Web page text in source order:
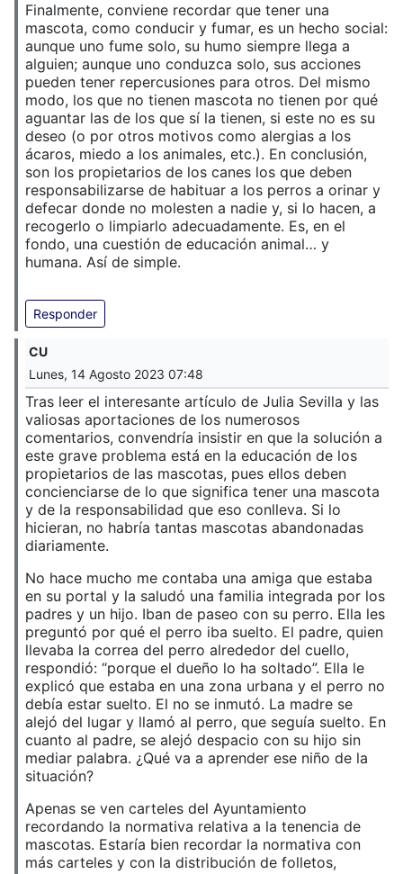
Finalmente, conviene recordar que tener una
mascota, como conducir y fumar, es un hecho social:
aunque uno fume solo, su humo siempre llega a
alguien; aunque uno conduzca solo, sus acciones
pueden tener repercusiones para otros. Del mismo
modo, los que no tienen mascota no tienen por qué
aguantar las de los que sí la tienen, si este no es su
deseo (o por otros motivos como alergias a los
ácaros, miedo a los animales, etc.). En conclusión,
son los propietarios de los canes los que deben
responsabilizarse de habituar a los perros a orinar y
defecar donde no molesten a nadie y, si lo hacen, a
recogerlo o limpiarlo adecuadamente. Es, en el
fondo, una cuestión de educación animal… y
humana. Así de simple.
Responder
CU
Lunes, 14 Agosto 2023 07:48
Tras leer el interesante artículo de Julia Sevilla y las
valiosas aportaciones de los numerosos
comentarios, convendría insistir en que la solución a
este grave problema está en la educación de los
propietarios de las mascotas, pues ellos deben
concienciarse de lo que significa tener una mascota
y de la responsabilidad que eso conlleva. Si lo
hicieran, no habría tantas mascotas abandonadas
diariamente.
No hace mucho me contaba una amiga que estaba
en su portal y la saludó una familia integrada por los
padres y un hijo. Iban de paseo con su perro. Ella les
preguntó por qué el perro iba suelto. El padre, quien
llevaba la correa del perro alrededor del cuello,
respondió: “porque el dueño lo ha soltado”. Ella le
explicó que estaba en una zona urbana y el perro no
debía estar suelto. El no se inmutó. La madre se
alejó del lugar y llamó al perro, que seguía suelto. En
cuanto al padre, se alejó despacio con su hijo sin
mediar palabra. ¿Qué va a aprender ese niño de la
situación?
Apenas se ven carteles del Ayuntamiento
recordando la normativa relativa a la tenencia de
mascotas. Estaría bien recordar la normativa con
más carteles y con la distribución de folletos,